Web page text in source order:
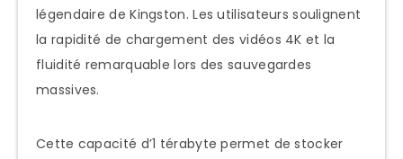
légendaire de Kingston. Les utilisateurs soulignent
la rapidité de chargement des vidéos 4K et la
fluidité remarquable lors des sauvegardes
massives.
Cette capacité d’1 térabyte permet de stocker